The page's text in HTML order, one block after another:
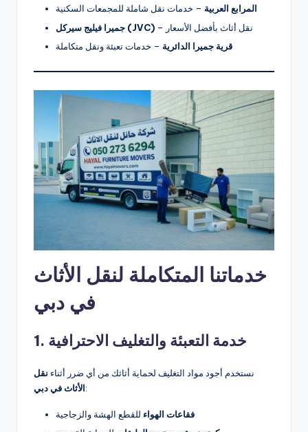
المرابع العربية – خدمات نقل شاملة للمجمعات السكنية
جميرا فيليج سيركل (JVC)
– نقل أثاث بأفضل الأسعار
قرية جميرا الدائرية – خدمات تعبئة ونقل متكاملة
خدماتنا المتكاملة لنقل الأثاث
في دبي
1. خدمة التعبئة والتغليف الاحترافية
نستخدم أجود مواد التغليف لحماية أثاثك من أي ضرر أثناء نقل
الأثاث في دبي:
فقاعات الهواء للقطع الهشة والزجاجية